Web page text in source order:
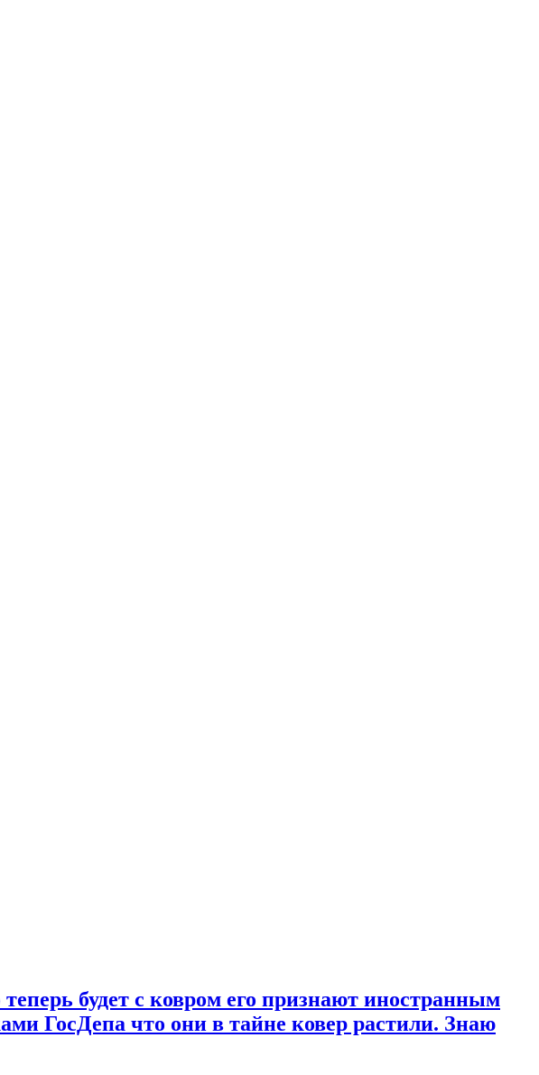
будет с ковром его признают иностранным
ГосДепа что они в тайне ковер растили. Знаю